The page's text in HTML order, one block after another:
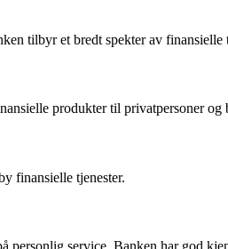
tilbyr et bredt spekter av
produkter til privatpersoner og
finansielle tjenester.
service. Banken har god